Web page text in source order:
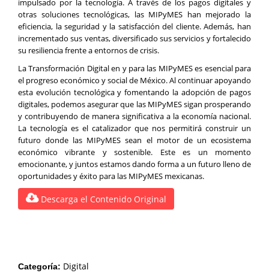
impulsado por la tecnología. A través de los pagos digitales y
otras soluciones tecnológicas, las MIPyMES han mejorado la
eficiencia, la seguridad y la satisfacción del cliente. Además, han
incrementado sus ventas, diversificado sus servicios y fortalecido
su resiliencia frente a entornos de crisis.
La Transformación Digital en y para las MIPyMES es esencial para
el progreso económico y social de México. Al continuar apoyando
esta evolución tecnológica y fomentando la adopción de pagos
digitales, podemos asegurar que las MIPyMES sigan prosperando
y contribuyendo de manera significativa a la economía nacional.
La tecnología es el catalizador que nos permitirá construir un
futuro donde las MIPyMES sean el motor de un ecosistema
económico vibrante y sostenible. Este es un momento
emocionante, y juntos estamos dando forma a un futuro lleno de
oportunidades y éxito para las MIPyMES mexicanas.
Descarga el Contenido Original
Categoría: Digital